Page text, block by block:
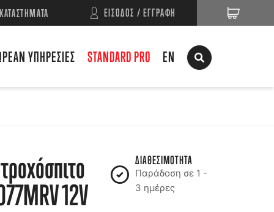
ΚΑΤΑΣΤΗΜΑΤΑ ΕΙΣΟΔΟΣ / ΕΓΓΡΑΦΗ
ΥΠΗΡΕΣΙΕΣ STANDARD PRO EN
12V
ΔΙΑΘΕΣΙΜΟΤΗΤΑ
Παράδοση σε 1 -
3 ημέρες